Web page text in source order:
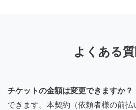
よくある質
チケットの金額は変更できますか？
できます。本契約（依頼者様の前払